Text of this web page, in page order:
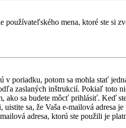
používateľského mena, ktoré ste
v poriadku, potom sa mohla stať
zaslaných inštrukcií. Pokiaľ toto
sa budete môcť prihlásiť. Keď
sa, že Vaša e-mailová adresa
adresa, ktorú ste použili je